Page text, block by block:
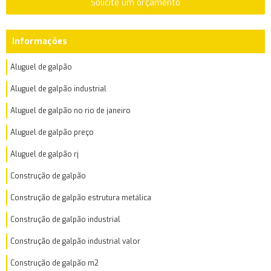
Solicite um orçamento
Informações
Aluguel de galpão
Aluguel de galpão industrial
Aluguel de galpão no rio de janeiro
Aluguel de galpão preço
Aluguel de galpão rj
Construção de galpão
Construção de galpão estrutura metálica
Construção de galpão industrial
Construção de galpão industrial valor
Construção de galpão m2